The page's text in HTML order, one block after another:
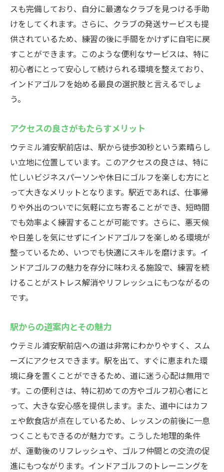
スも完備しており、自分に最適なクラブを見つける手助
けをしてくれます。さらに、クラブの発送サービスも提
供されているため、練習の後に手間をかけずに自宅に戻
すことができます。このような便利なサービスは、特に
初心者にとって安心して続けられる環境を整えており、
インドアゴルフを始める最良の選択肢と言えるでしょ
う。
アクセスの良さがもたらすメリット
ウテミル浦安駅前店は、駅から徒歩30秒という素晴らし
い立地に位置しています。このアクセスの良さは、特に
忙しいビジネスパーソンや休日にゴルフを楽しむ方にと
って大きなメリットとなります。駅近であれば、仕事帰
りや外出のついでに気軽に立ち寄ることができ、短時間
でも効率よく練習することが可能です。さらに、悪天候
や日差しを気にせずにインドアゴルフを楽しめる環境が
整っているため、いつでも快適にスキルを磨けます。イ
ンドアゴルフの魅力を存分に味わえる施設で、練習を続
けることがストレス解消やリフレッシュにもつながるの
です。
駅からの道案内とその魅力
ウテミル浦安駅前店への道は非常にわかりやすく、スム
ーズにアクセスできます。駅を出て、すぐに恵まれた環
境に身を置くことができるため、道に迷う心配は無用で
す。この便利さは、特に初めての方やゴルフ初心者にと
って、大きな安心感を提供します。また、道中にはカフ
ェや飲食店が点在しているため、レッスンの前後に一息
つくこともできるのが魅力です。こうした地理的条件
が、運動後のリフレッシュや、ゴルフ仲間との交流の促
進にもつながります。インドアゴルフのトレーニングを